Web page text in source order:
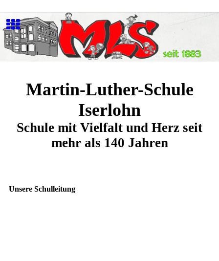
Martin-Luther-Schule
Iserlohn
Schule mit Vielfalt und Herz seit
mehr als 140 Jahren
Unsere Schulleitung